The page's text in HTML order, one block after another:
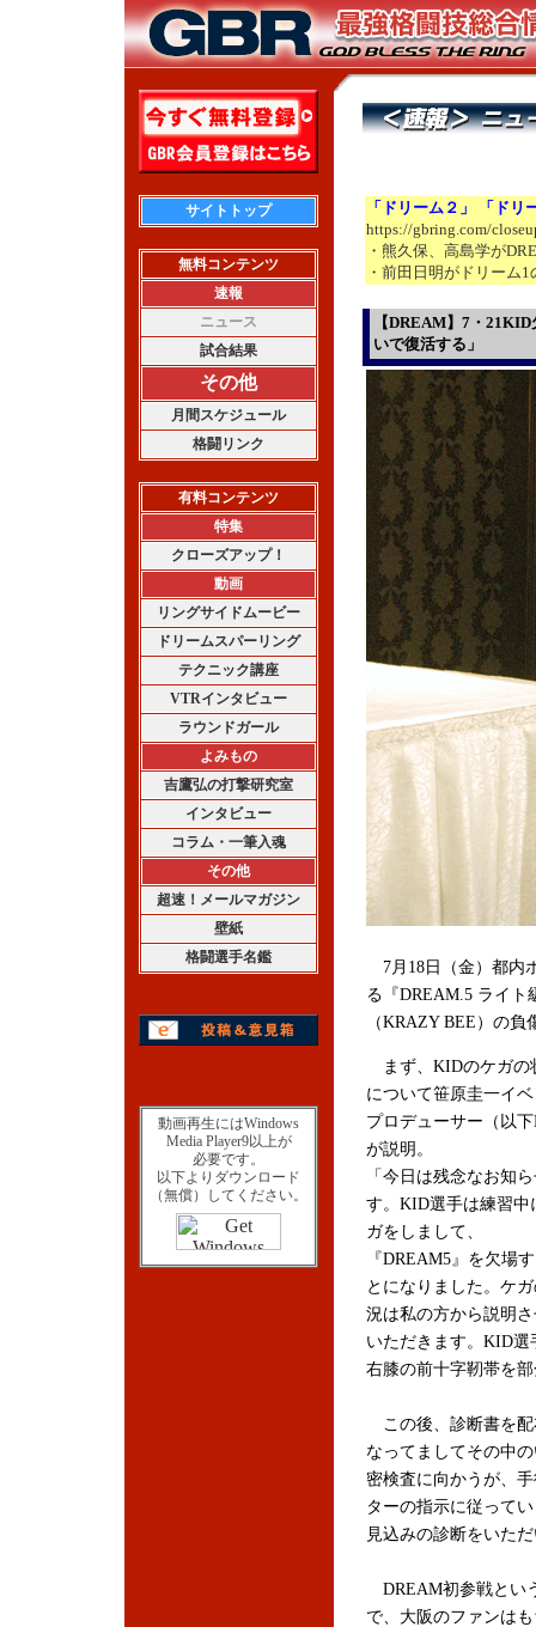
サイトトップ
無料コンテンツ
速報
ニュース
試合結果
その他
月間スケジュール
格闘リンク
有料コンテンツ
特集
クローズアップ！
動画
リングサイドムービー
ドリームスパーリング
テクニック講座
VTRインタビュー
ラウンドガール
よみもの
吉鷹弘の打撃研究室
インタビュー
コラム・一筆入魂
その他
超速！メールマガジン
壁紙
格闘選手名鑑
動画再生にはWindows
Media Player9以上が
必要です。
以下よりダウンロード
（無償）してください。
「ドリーム２」 「ドリ
https://gbring.com/
・熊久保、高島学が
・前田日明がドリーム
【DREAM】7・
いで復活する」
7月18日（金）都内
る『DREAM.5 ライト
（KRAZY BEE）の
まず、KIDのケガの
について笹原圭一イ
プロデューサー（以下
が説明。
「今日は残念なお知
す。KID選手は練習中
ガをしまして、
『DREAM5』を欠場
とになりました。ケ
況は私の方から説明
いただきます。KID選
右膝の前十字靭帯を
この後、診断書を配
なってましてその中
密検査に向かうが、
ターの指示に従って
見込みの診断をいた
DREAM初参戦とい
で、大阪のファンは